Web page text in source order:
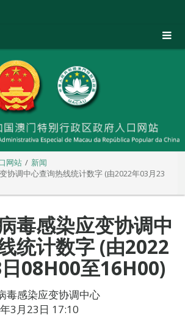
网站
新闻
协调中心查询热线统计数字 (由2022年03月23
毒感染应变协调中
统计数字 (由2022
08H00至16H00)
毒感染应变协调中心
3月23日 17:10